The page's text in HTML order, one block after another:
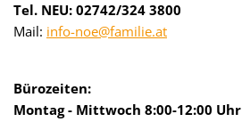
Tel. NEU: 02742/324 3800
Mail: info-noe@familie.at
Bürozeiten:
Montag - Mittwoch 8:00-12:00 Uhr